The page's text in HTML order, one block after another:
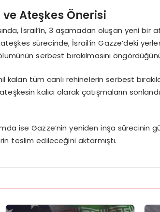
ve Ateşkes Önerisi
İsrail’in, 3 aşamadan oluşan yeni bir
sürecinde, İsrail’in Gazze’deki
serbest bırakılmasını
tüm canlı rehinelerin serbest
kalıcı olarak çatışmaların
ise Gazze’nin yeniden inşa sürecinin
teslim edileceğini aktarmıştı.